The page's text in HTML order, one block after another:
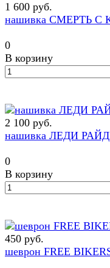
1 600 руб.
нашивка СМЕРТЬ С
0
В корзину
2 100 руб.
нашивка ЛЕДИ
0
В корзину
450 руб.
шеврон FREE